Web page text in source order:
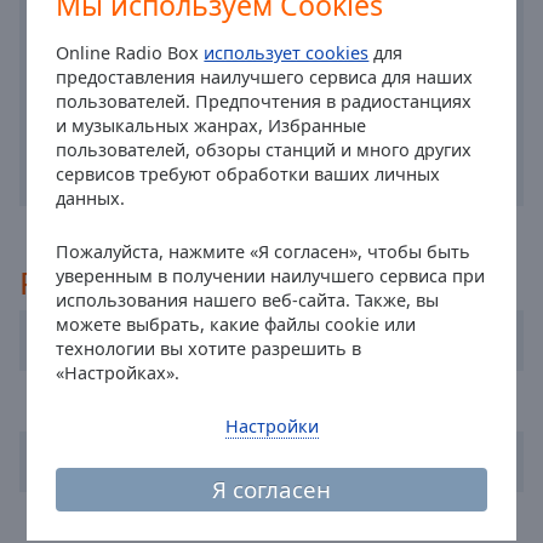
Online Radio Box использует cookies для
предоставления наилучшего сервиса для наших
пользователей. Предпочтения в радиостанциях
и музыкальных жанрах, Избранные
пользователей, обзоры станций и много других
сервисов требуют обработки ваших личных
данных.
Пожалуйста, нажмите «Я согласен», чтобы быть
уверенным в получении наилучшего сервиса при
использования нашего веб-сайта. Также, вы
можете выбрать, какие файлы cookie или
технологии вы хотите разрешить в
«Настройках».
Я согласен
Настройки
off,
selected
Picture-
Picture
modal
window.
Escape
Рекомендуемые
Radio 10
Pinguin Radio